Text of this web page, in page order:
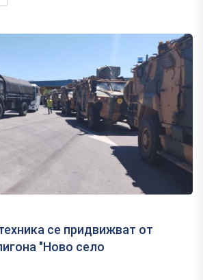
се придвижват от
"Ново село